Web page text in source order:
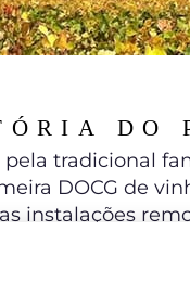
DO
tradicional
DOCG de
instalações
italiana,